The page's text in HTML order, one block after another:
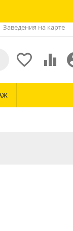
Заведения на карте
 